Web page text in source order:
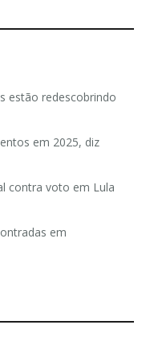
estão redescobrindo
em 2025, diz
contra voto em Lula
em